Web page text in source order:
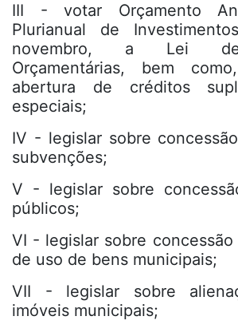
III - votar Orçamento
Plurianual de
novembro, a Lei de
Orçamentárias, bem
abertura de créditos
especiais;
IV - legislar sobre
subvenções;
V - legislar sobre
públicos;
VI - legislar sobre
de uso de bens municipais;
VII - legislar sobre
imóveis municipais;